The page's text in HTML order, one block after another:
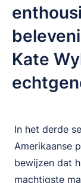
Kate
In het derde
Amerikaanse
bewijzen dat
machtigste